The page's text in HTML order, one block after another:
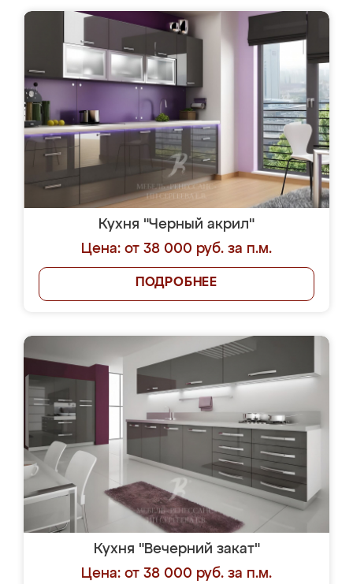
Кухня "Черный акрил"
Цена: от 38 000 руб. за п.м.
ПОДРОБНЕЕ
Кухня "Вечерний закат"
Цена: от 38 000 руб. за п.м.